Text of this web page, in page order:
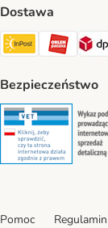
Dostawa
InPost
Bezpieczeństwo
Pomoc Regulamin